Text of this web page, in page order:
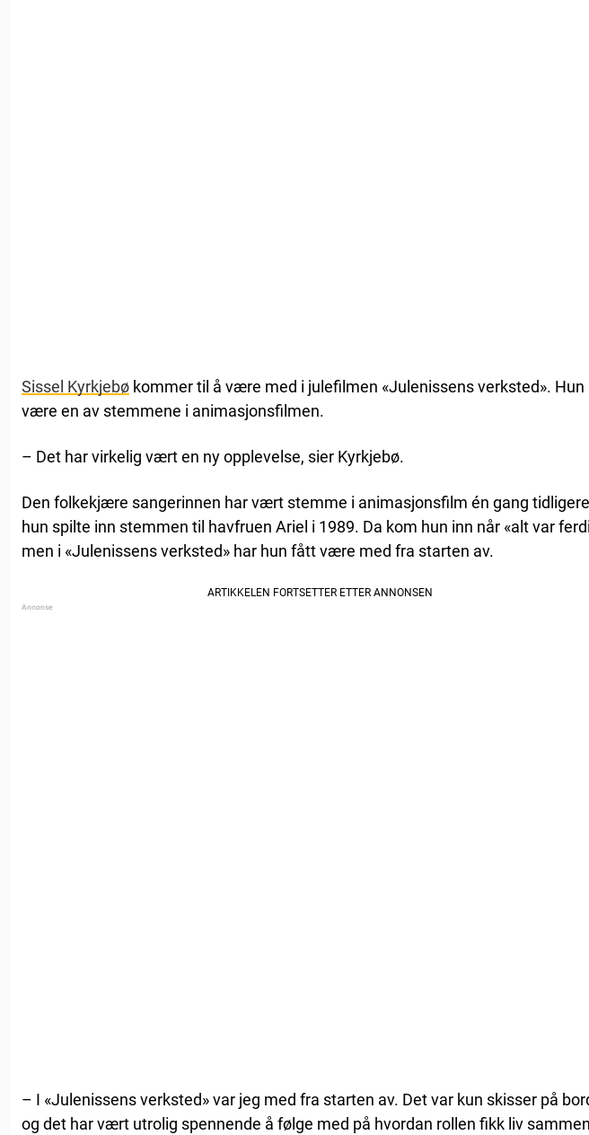
Sissel Kyrkjebø kommer til å være med i julefilmen «Julenissens verksted». Hun
være en av stemmene i animasjonsfilmen.
– Det har virkelig vært en ny opplevelse, sier Kyrkjebø.
Den folkekjære sangerinnen har vært stemme i animasjonsfilm én gang
hun spilte inn stemmen til havfruen Ariel i 1989. Da kom hun inn når «alt var
men i «Julenissens verksted» har hun fått være med fra starten av.
– I «Julenissens verksted» var jeg med fra starten av. Det var kun skisser på
og det har vært utrolig spennende å følge med på hvordan rollen fikk liv sammen